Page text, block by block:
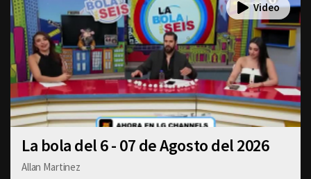
La bola del 6 - 07 de Agosto del 2026
Allan Martinez